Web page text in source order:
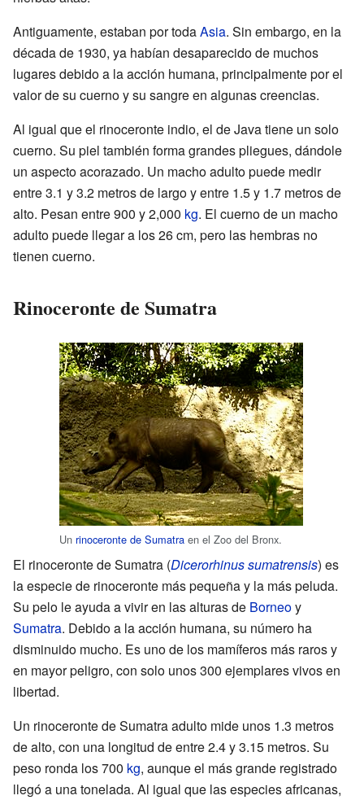
Antiguamente, estaban por todaAsia. Sin embargo, en la
década de 1930, ya habían desaparecido de muchos
lugares debido a la acción humana, principalmente por el
valor de su cuerno y su sangre en algunas creencias.
Al igual que el rinoceronte indio, el de Java tiene un solo
cuerno. Su piel también forma grandes pliegues, dándole
un aspecto acorazado. Un macho adulto puede medir
entre 3.1 y 3.2 metros de largo y entre 1.5 y 1.7 metros de
alto. Pesan entre 900 y 2,000 kg. El cuerno de un macho
adulto puede llegar a los 26 cm, pero las hembras no
tienen cuerno.
Rinoceronte de Sumatra
Un rinoceronte de Sumatra en el Zoo del Bronx.
El rinoceronte de Sumatra (Dicerorhinus sumatrensis) es
la especie de rinoceronte más pequeña y la más peluda.
Su pelo le ayuda a vivir en las alturas de Borneoy
Sumatra. Debido a la acción humana, su número ha
disminuido mucho. Es uno de los mamíferos más raros y
en mayor peligro, con solo unos 300 ejemplares vivos en
libertad.
Un rinoceronte de Sumatra adulto mide unos 1.3 metros
de alto, con una longitud de entre 2.4 y 3.15 metros. Su
peso ronda los 700 kg, aunque el más grande registrado
llegó a una tonelada. Al igual que las especies africanas,